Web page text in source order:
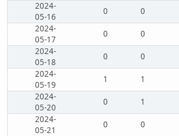
2024-
05-16
0 0
2024-
05-17
0 0
2024-
05-18
0 0
2024-
05-19
1 1
2024-
05-20
0 1
2024-
05-21
0 0